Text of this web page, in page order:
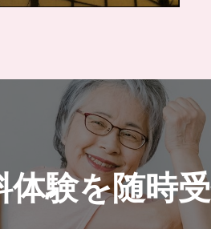
体験を随時